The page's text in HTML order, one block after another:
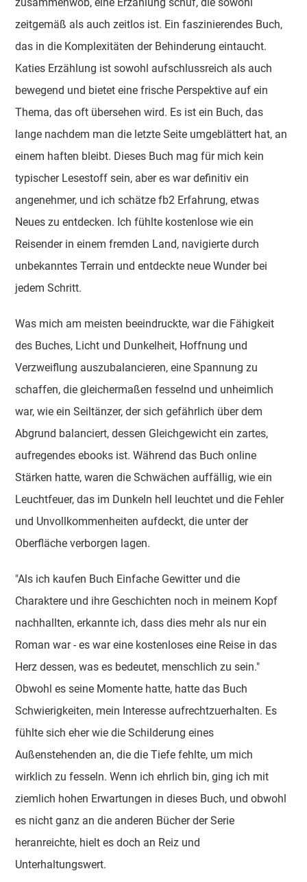
zeitgemäß als auch zeitlos ist. Ein faszinierendes Buch,
das in die Komplexitäten der Behinderung eintaucht.
Katies Erzählung ist sowohl aufschlussreich als auch
bewegend und bietet eine frische Perspektive auf ein
Thema, das oft übersehen wird. Es ist ein Buch, das
lange nachdem man die letzte Seite umgeblättert hat, an
einem haften bleibt. Dieses Buch mag für mich kein
typischer Lesestoff sein, aber es war definitiv ein
angenehmer, und ich schätze fb2 Erfahrung, etwas
Neues zu entdecken. Ich fühlte kostenlose wie ein
Reisender in einem fremden Land, navigierte durch
unbekanntes Terrain und entdeckte neue Wunder bei
jedem Schritt.
Was mich am meisten beeindruckte, war die Fähigkeit
des Buches, Licht und Dunkelheit, Hoffnung und
Verzweiflung auszubalancieren, eine Spannung zu
schaffen, die gleichermaßen fesselnd und unheimlich
war, wie ein Seiltänzer, der sich gefährlich über dem
Abgrund balanciert, dessen Gleichgewicht ein zartes,
aufregendes ebooks ist. Während das Buch online
Stärken hatte, waren die Schwächen auffällig, wie ein
Leuchtfeuer, das im Dunkeln hell leuchtet und die Fehler
und Unvollkommenheiten aufdeckt, die unter der
Oberfläche verborgen lagen.
"Als ich kaufen Buch Einfache Gewitter und die
Charaktere und ihre Geschichten noch in meinem Kopf
nachhallten, erkannte ich, dass dies mehr als nur ein
Roman war - es war eine kostenloses eine Reise in das
Herz dessen, was es bedeutet, menschlich zu sein."
Obwohl es seine Momente hatte, hatte das Buch
Schwierigkeiten, mein Interesse aufrechtzuerhalten. Es
fühlte sich eher wie die Schilderung eines
Außenstehenden an, die die Tiefe fehlte, um mich
wirklich zu fesseln. Wenn ich ehrlich bin, ging ich mit
ziemlich hohen Erwartungen in dieses Buch, und obwohl
es nicht ganz an die anderen Bücher der Serie
heranreichte, hielt es doch an Reiz und
Unterhaltungswert.